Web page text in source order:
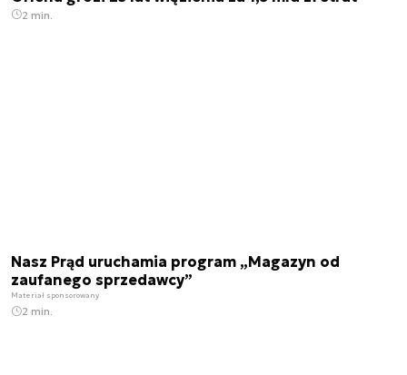
2 min.
Nasz Prąd uruchamia program „Magazyn od
zaufanego sprzedawcy”
Materiał sponsorowany
2 min.